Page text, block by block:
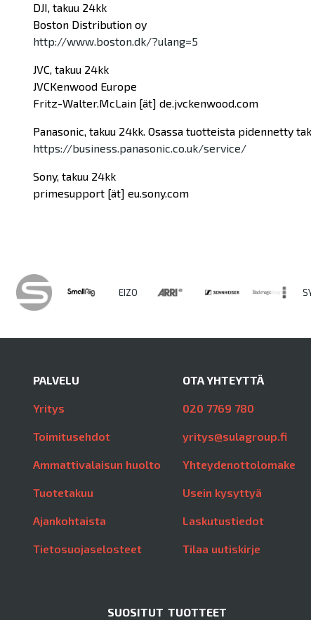
DJI, takuu 24kk
Boston Distribution oy
http://www.boston.dk/?ulang=5
JVC, takuu 24kk
JVCKenwood Europe
Fritz-Walter.McLain [ät] de.jvckenwood.com
Panasonic, takuu 24kk. Osassa tuotteista pidennetty
https://business.panasonic.co.uk/service/
Sony, takuu 24kk
primesupport [ät] eu.sony.com
EIZO
PALVELU
Yritys
Toimitusehdot
Ammattivalaisun huolto
Tuotetakuu
Ajankohtaista
Tietosuojaselosteet
OTA YHTEYTTÄ
020 7769 780
yritys@sulagroup.fi
Yhteydenottolomake
Usein kysyttyä
Laskutustiedot
Tilaa uutiskirje
SUOSITUT TUOTTEET